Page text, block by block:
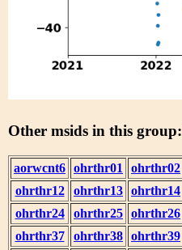
Other msids in this group:
aorwcnt6 ohrthr01 ohrthr02
ohrthr12
ohrthr13 ohrthr14
ohrthr24
ohrthr25 ohrthr26
ohrthr37
ohrthr38 ohrthr39